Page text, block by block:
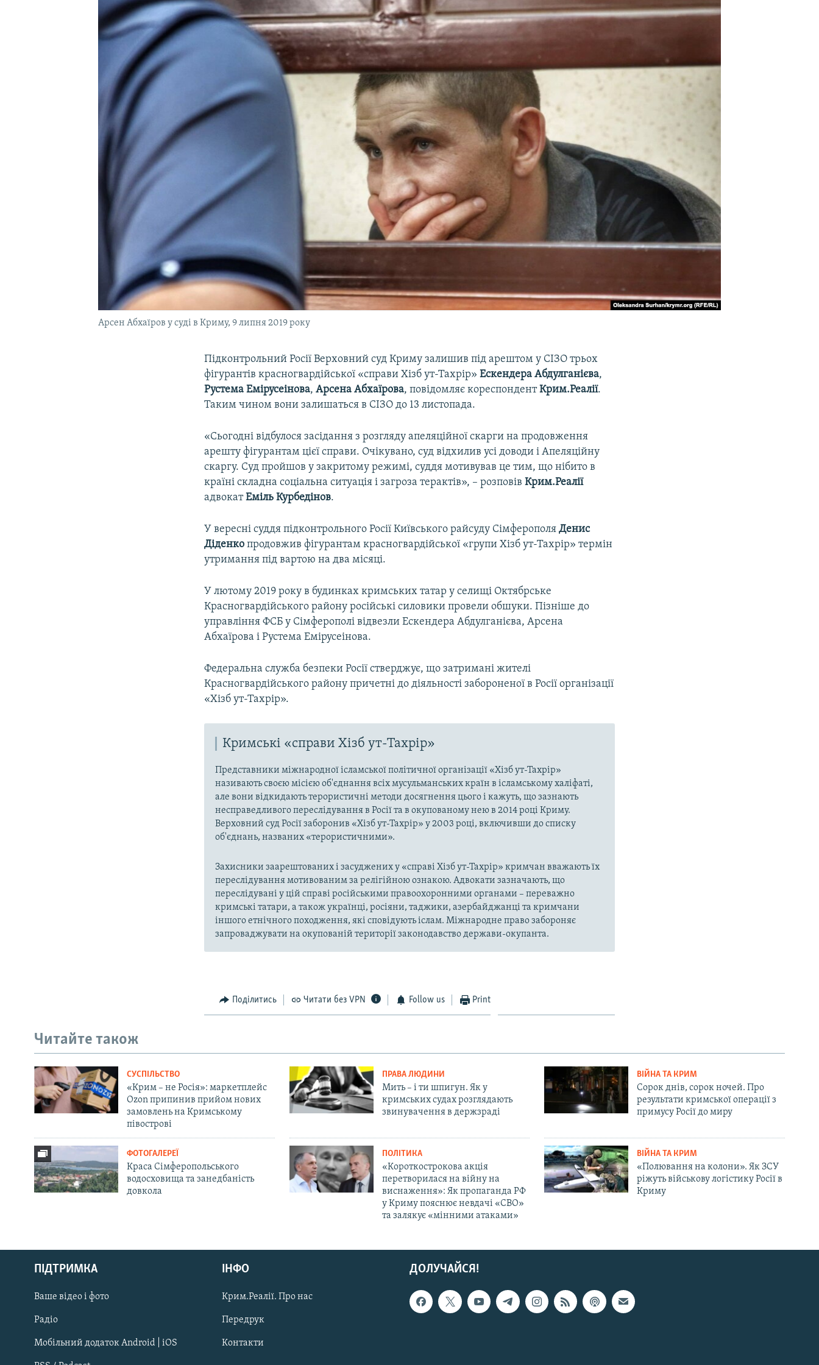
Русский
Qırımtatar
ДОЛУЧАЙСЯ!
Арсен Абхаїров у суді в Криму, 9 липня 2019 року
Підконтрольний Росії Верховний суд Криму залишив під арештом у СІЗО трьох
фігурантів красногвардійської «справи Хізб ут-Тахрір»Ескендера Абдулганієва,
Рустема Емірусеінова,Арсена Абхаїрова, повідомляє кореспондентКрим.Реалії.
Таким чином вони залишаться в СІЗО до 13 листопада.
«Сьогодні відбулося засідання з розгляду апеляційної скарги на продовження
арешту фігурантам цієї справи. Очікувано, суд відхилив усі доводи і Апеляційну
скаргу. Суд пройшов у закритому режимі, суддя мотивував це тим, що нібито в
країні складна соціальна ситуація і загроза терактів», – розповівКрим.Реалії
адвокатЕміль Курбедінов.
У вересні суддя підконтрольного Росії Київського райсуду СімферополяДенис
Діденко продовжив фігурантам красногвардійської «групи Хізб ут-Тахрір» термін
утримання під вартою на два місяці.
У лютому 2019 року в будинках кримських татар у селищі Октябрське
Красногвардійського району російські силовики провели обшуки. Пізніше до
управління ФСБ у Сімферополі відвезли Ескендера Абдулганієва, Арсена
Абхаїрова і Рустема Емірусеінова.
Федеральна служба безпеки Росії стверджує, що затримані жителі
Красногвардійського району причетні до діяльності забороненої в Росії організації
«Хізб ут-Тахрір».
Кримські «справи Хізб ут-Тахрір»
Представники міжнародної ісламської політичної організації «Хізб ут-Тахрір»
називають своєю місією об'єднання всіх мусульманських країн в ісламському халіфаті,
але вони відкидають терористичні методи досягнення цього і кажуть, що зазнають
несправедливого переслідування в Росії та в окупованому нею в 2014 році Криму.
Верховний суд Росії заборонив «Хізб ут-Тахрір» у 2003 році, включивши до списку
об'єднань, названих «терористичними».
Захисники заарештованих і засуджених у «справі Хізб ут-Тахрір» кримчан вважають їх
переслідування мотивованим за релігійною ознакою. Адвокати зазначають, що
переслідувані у цій справі російськими правоохоронними органами – переважно
кримські татари, а також українці, росіяни, таджики, азербайджанці та кримчани
іншого етнічного походження, які сповідують іслам. Міжнародне право забороняє
запроваджувати на окупованій території законодавство держави-окупанта.
Поділитись Читати без VPN Follow us Print
Читайте також
СУСПІЛЬСТВО
«Крим – не Росія»: маркетплейс
Ozon припинив прийом нових
замовлень на Кримському
півострові
ПРАВА ЛЮДИНИ
Мить – і ти шпигун. Як у
кримських судах розглядають
звинувачення в держзраді
ВІЙНА ТА КРИМ
Сорок днів, сорок ночей. Про
результати кримської операції з
примусу Росії до миру
ФОТОГАЛЕРЕЇ
Краса Сімферопольського
водосховища та занедбаність
довкола
ПОЛІТИКА
«Короткострокова акція
перетворилася на війну на
виснаження»: Як пропаганда РФ
у Криму пояснює невдачі «СВО»
та залякує «мінними атаками»
ВІЙНА ТА КРИМ
«Полювання на колони». Як ЗСУ
ріжуть військову логістику Росії в
Криму
ДОЛУЧАЙСЯ!
ПІДТРИМКА
Ваше відео і фото
Радіо
Мобільний додаток Android | iOS
ІНФО
Крим.Реалії. Про нас
Передрук
Контакти